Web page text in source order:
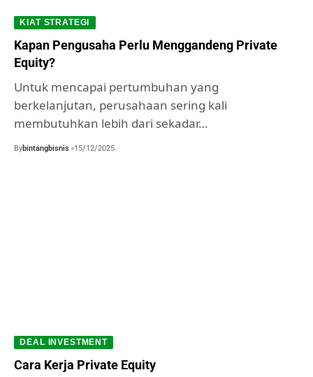
KIAT STRATEGI
Kapan Pengusaha Perlu Menggandeng Private
Equity?
Untuk mencapai pertumbuhan yang
berkelanjutan, perusahaan sering kali
membutuhkan lebih dari sekadar…
Bybintangbisnis 15/12/2025
DEAL INVESTMENT
Cara Kerja Private Equity